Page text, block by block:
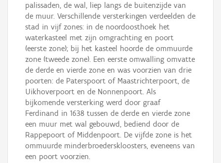
palissaden, de wal, liep langs de buitenzijde van
de muur. Verschillende versterkingen verdeelden de
stad in vijf zones: in de noordoosthoek het
waterkasteel met zijn omgrachting en poort
(eerste zone); bij het kasteel hoorde de ommuurde
zone (tweede zone). Een eerste omwalling omvatte
de derde en vierde zone en was voorzien van drie
poorten: de Paterspoort of Maastrichterpoort, de
Uikhoverpoort en de Nonnenpoort. Als
bijkomende versterking werd door graaf
Ferdinand in 1638 tussen de derde en vierde zone
een muur met wal gebouwd, bediend door de
Rappepoort of Middenpoort. De vijfde zone is het
ommuurde minderbroederskloosters, eveneens van
een poort voorzien.